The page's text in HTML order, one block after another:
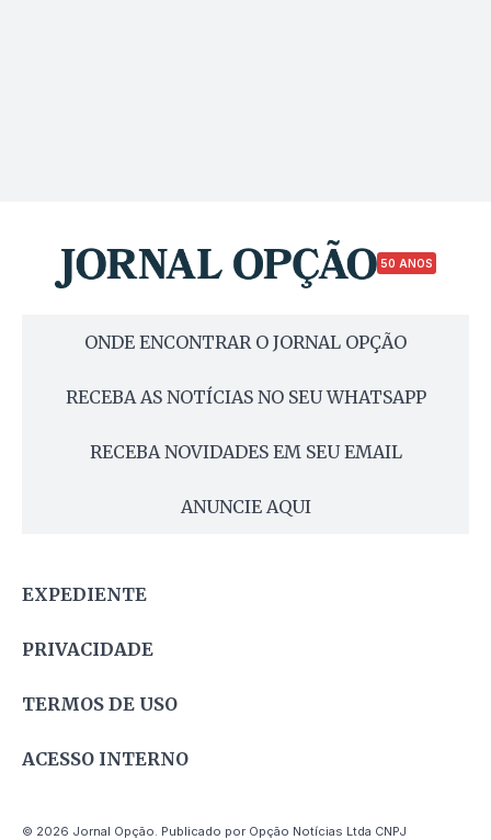
50 ANOS
ONDE ENCONTRAR O JORNAL OPÇÃO
RECEBA AS NOTÍCIAS NO SEU WHATSAPP
RECEBA NOVIDADES EM SEU EMAIL
ANUNCIE AQUI
EXPEDIENTE
PRIVACIDADE
TERMOS DE USO
ACESSO INTERNO
© 2026 Jornal Opção. Publicado por Opção Notícias Ltda CNPJ